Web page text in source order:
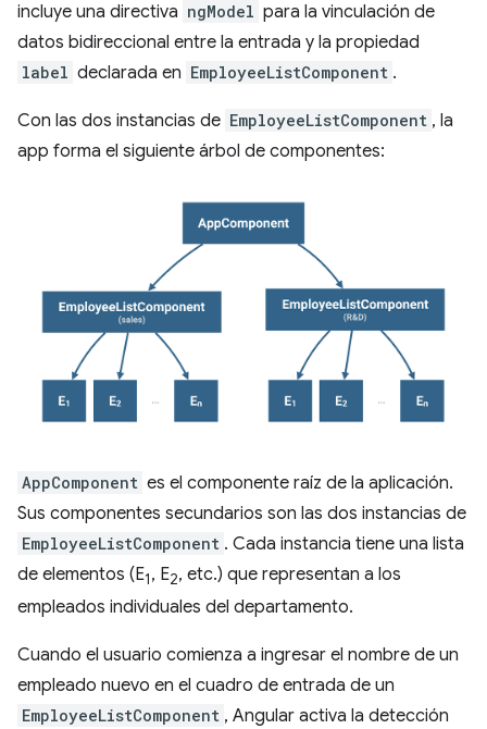
incluye una directiva ngModel para la vinculación de
datos bidireccional entre la entrada y la propiedad
label declarada en EmployeeListComponent .
Con las dos instancias de EmployeeListComponent , la
app forma el siguiente árbol de componentes:
AppComponent es el componente raíz de la aplicación.
Sus componentes secundarios son las dos instancias de
EmployeeListComponent . Cada instancia tiene una lista
de elementos (E1, E2, etc.) que representan a los
empleados individuales del departamento.
Cuando el usuario comienza a ingresar el nombre de un
empleado nuevo en el cuadro de entrada de un
EmployeeListComponent , Angular activa la detección